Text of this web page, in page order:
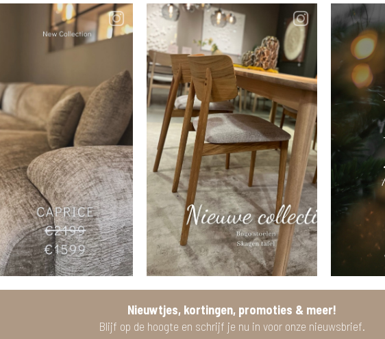
Nieuwtjes, kortingen, promoties & meer!
Blijf op de hoogte en schrijf je nu in voor onze nieuwsbrief.